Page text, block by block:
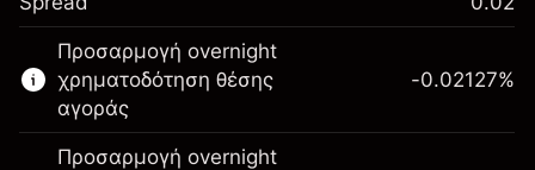
Αυτή η χρηματοπιστωτική αγορά είναι
διαθέσιμη για διαπραγμάτευση CFD.
Μάθετε περισσότερα σχετικά με:
CFDs
Προσαρμογή overnight
χρηματοδότηση θέσης
αγοράς
-0.02127%
Προσαρμογή overnight